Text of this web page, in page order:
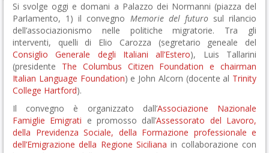
Si svolge oggi e domani a Palazzo dei Normanni (piazza del
Parlamento, 1) il convegno Memorie del futurosul rilancio
dell’associazionismo nelle politiche migratorie. Tra gli
interventi, quelli di Elio Carozza (segretario geneale del
Consiglio Generale degli Italiani all’Estero), Luis Tallarini
(presidente The Columbus Citizen Foundation e chairman
Italian Language Foundation) e John Alcorn (docente al Trinity
College Hartford).
Il convegno è organizzato dall’Associazione Nazionale
Famiglie Emigrati e promosso dall’Assessorato del Lavoro,
della Previdenza Sociale, della Formazione professionale e
dell’Emigrazione della Regione Siciliana in collaborazione con